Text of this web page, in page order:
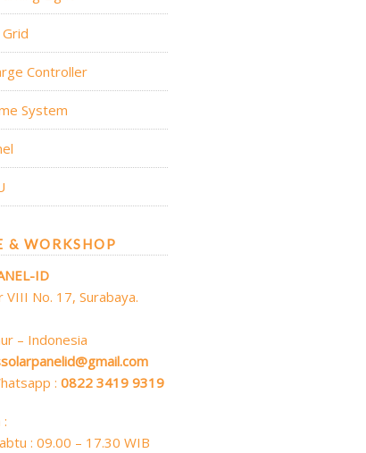
Controller
System
& WORKSHOP
ID
VIII No. 17, Surabaya.
– Indonesia
: 0822 3419 9319
:
: 09.00 – 17.30 WIB